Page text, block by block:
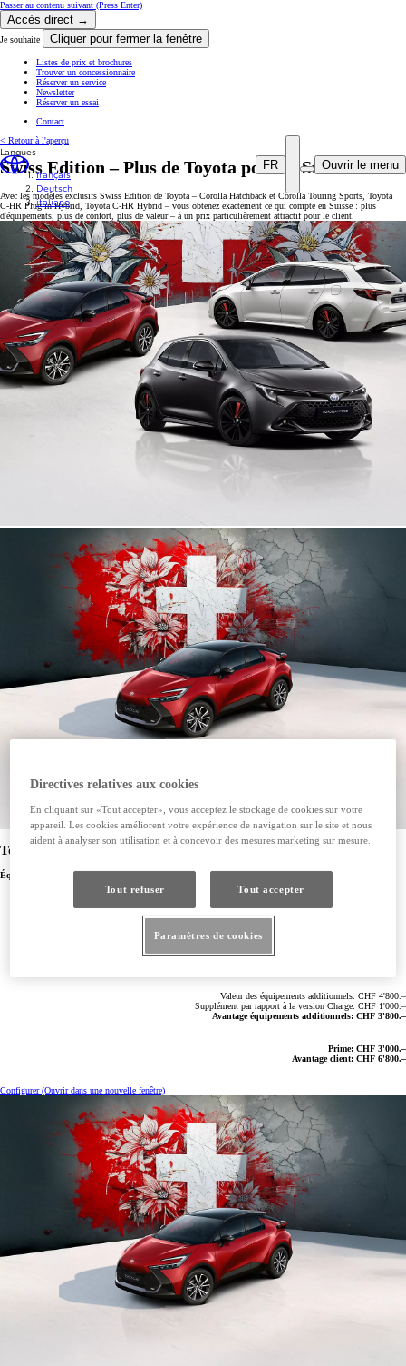
Passer au contenu suivant (Press Enter)
Accès direct →
Je souhaite Cliquer pour fermer la fenêtre
Listes de prix et brochures
Trouver un concessionnaire
Réserver un service
Newsletter
Réserver un essai
Contact
FR
Langues
français
Deutsch
italiano
Ouvrir le menu
< Retour à l'aperçu
Swiss Edition – Plus de Toyota pour la Suisse
Avec les modèles exclusifs Swiss Edition de Toyota – Corolla Hatchback et Corolla Touring Sports, Toyota
C‑HR Plug‑in Hybrid, Toyota C‑HR Hybrid – vous obtenez exactement ce qui compte en Suisse : plus
d'équipements, plus de confort, plus de valeur – à un prix particulièrement attractif pour le client.
Toyota C-HR Plug-in Hybrid Swiss Edition
Équipements additionnels
Pare-brise dégivrant
Ports USB: 1 à l’avant et 1 à l’arrière (2 x type C)
Station de recharge sans fil pour appareils mobiles (Qi)
objets et des véhicules (PKSB)
Valeur des équipements additionnels: CHF 4'800.–
Supplément par rapport à la version Charge: CHF 1'000.–
Avantage équipements additionnels: CHF 3'800.–
Prime: CHF 3'000.–
Avantage client: CHF 6'800.–
Configurer(Ouvrir dans une nouvelle fenêtre)
Directives relatives aux cookies
En cliquant sur «Tout accepter», vous acceptez le stockage de cookies sur votre
appareil. Les cookies améliorent votre expérience de navigation sur le site et nous
aident à analyser son utilisation et à concevoir des mesures marketing sur mesure.
Tout refuser Tout accepter
Paramètres de cookies